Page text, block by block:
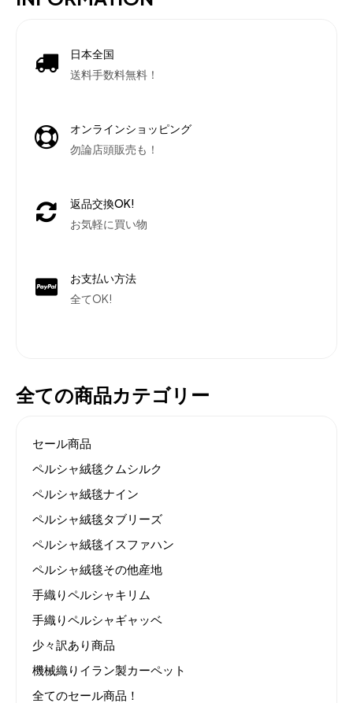
日本全国
送料手数料無料！
オンラインショッピング
勿論店頭販売も！
返品交換OK!
お気軽に買い物
お支払い方法
全てOK!
全ての商品カテゴリー
セール商品
ペルシャ絨毯クムシルク
ペルシャ絨毯ナイン
ペルシャ絨毯タブリーズ
ペルシャ絨毯イスファハン
ペルシャ絨毯その他産地
手織りペルシャキリム
手織りペルシャギャッベ
少々訳あり商品
機械織りイラン製カーペット
全てのセール商品！